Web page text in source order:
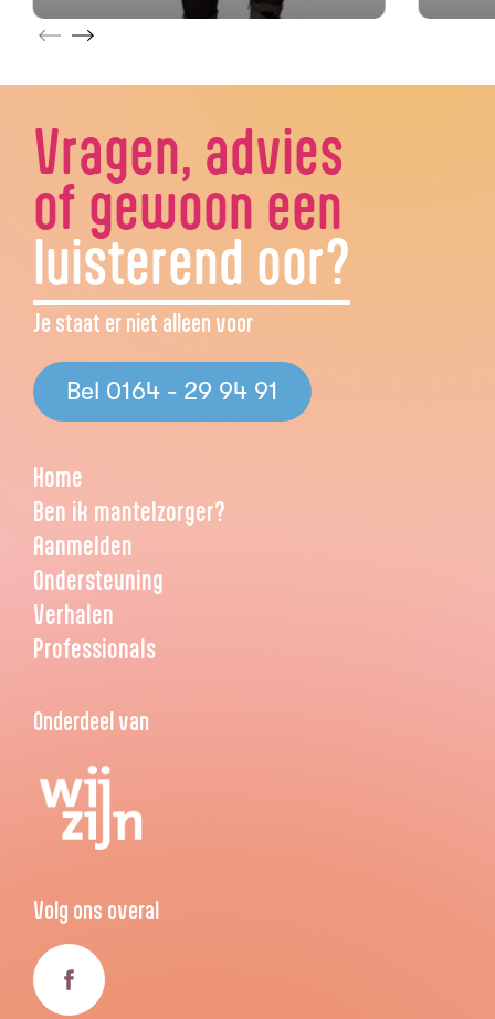
Vragen, advies
of gewoon een
luisterend oor?
Je staat er niet alleen voor
Bel 0164 - 29 94 91
Home
Ben ik mantelzorger?
Aanmelden
Ondersteuning
Verhalen
Professionals
Onderdeel van
Volg ons overal